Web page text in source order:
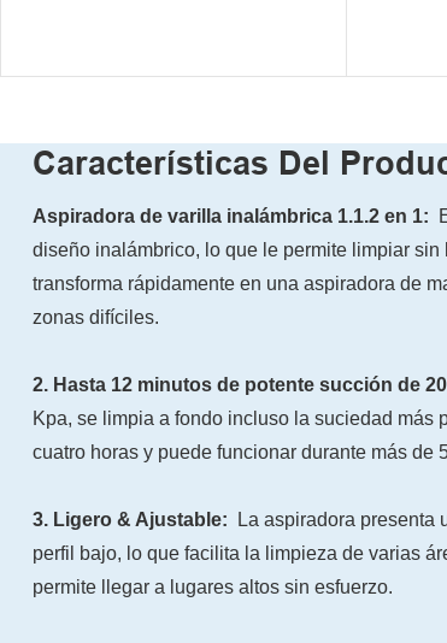
Características Del
Aspiradora de varilla inalámbrica 1.1.2 en 1:
diseño inalámbrico, lo que le permite limpiar
transforma rápidamente en una aspiradora de
zonas difíciles.
2. Hasta 12 minutos de potente succión de
Kpa, se limpia a fondo incluso la suciedad más
cuatro horas y puede funcionar durante más de
3. Ligero & Ajustable:
La aspiradora presenta
perfil bajo, lo que facilita la limpieza de varias
permite llegar a lugares altos sin esfuerzo.